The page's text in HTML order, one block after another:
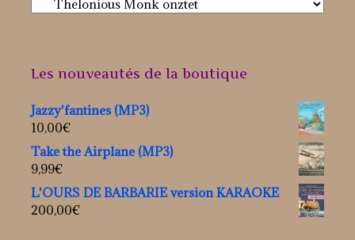
Les nouveautés de la boutique
Jazzy'fantines (MP3)
10,00€
Take the Airplane (MP3)
9,99€
L'OURS DE BARBARIE version KARAOKE
200,00€